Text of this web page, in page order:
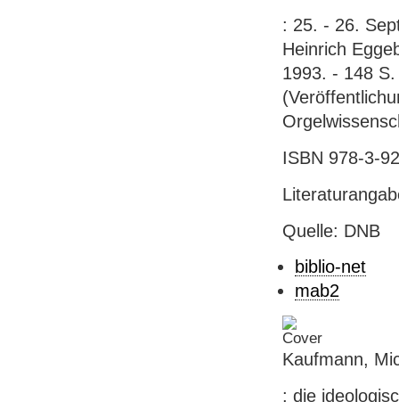
: 25. - 26.
Heinrich
1993. - 148
ISBN 978-3-
Quelle: DNB
biblio-net
mab2
Kaufmann,
: die